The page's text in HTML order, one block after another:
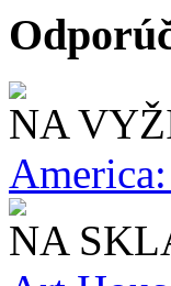
NA
NA